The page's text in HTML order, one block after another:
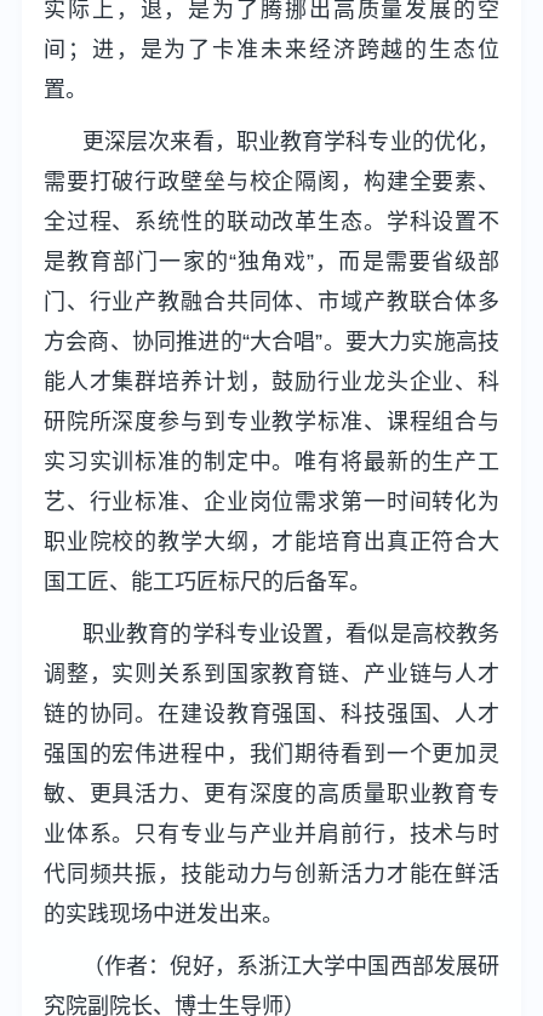
实际上，退，是为了腾挪出高质量发展的空
间；进，是为了卡准未来经济跨越的生态位
置。
更深层次来看，职业教育学科专业的优化，
需要打破行政壁垒与校企隔阂，构建全要素、
全过程、系统性的联动改革生态。学科设置不
是教育部门一家的“独角戏”，而是需要省级部
门、行业产教融合共同体、市域产教联合体多
方会商、协同推进的“大合唱”。要大力实施高技
能人才集群培养计划，鼓励行业龙头企业、科
研院所深度参与到专业教学标准、课程组合与
实习实训标准的制定中。唯有将最新的生产工
艺、行业标准、企业岗位需求第一时间转化为
职业院校的教学大纲，才能培育出真正符合大
国工匠、能工巧匠标尺的后备军。
职业教育的学科专业设置，看似是高校教务
调整，实则关系到国家教育链、产业链与人才
链的协同。在建设教育强国、科技强国、人才
强国的宏伟进程中，我们期待看到一个更加灵
敏、更具活力、更有深度的高质量职业教育专
业体系。只有专业与产业并肩前行，技术与时
代同频共振，技能动力与创新活力才能在鲜活
的实践现场中迸发出来。
（作者：倪好，系浙江大学中国西部发展研
究院副院长、博士生导师）